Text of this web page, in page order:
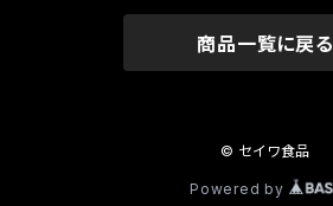
商品一覧に戻る
© セイワ食品
Powered by